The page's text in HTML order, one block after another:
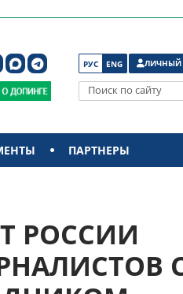
РУС ENG ЛИЧНЫЙ
Поиск по сайту
ПАРТНЕРЫ
РОССИИ